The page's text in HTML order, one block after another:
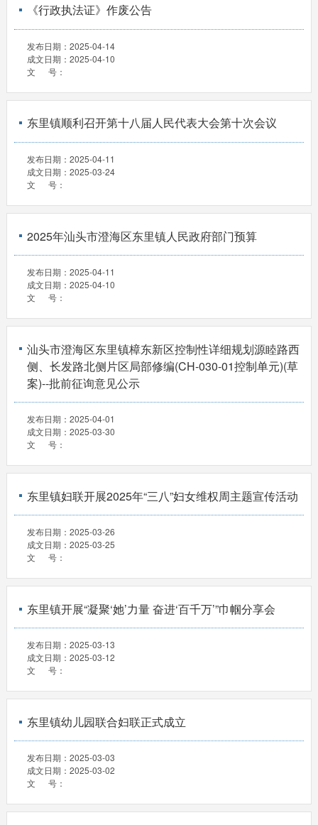
《行政执法证》作废公告
发布日期： 2025-04-14
成文日期： 2025-04-10
文 号：
东里镇顺利召开第十八届人民代表大会第十次会议
发布日期： 2025-04-11
成文日期： 2025-03-24
文 号：
2025年汕头市澄海区东里镇人民政府部门预算
发布日期： 2025-04-11
成文日期： 2025-04-10
文 号：
汕头市澄海区东里镇樟东新区控制性详细规划源睦路西
侧、长发路北侧片区局部修编(CH-030-01控制单元)(草
案)--批前征询意见公示
发布日期： 2025-04-01
成文日期： 2025-03-30
文 号：
东里镇妇联开展2025年“三八”妇女维权周主题宣传活动
发布日期： 2025-03-26
成文日期： 2025-03-25
文 号：
东里镇开展“凝聚‘她’力量 奋进‘百千万’”巾帼分享会
发布日期： 2025-03-13
成文日期： 2025-03-12
文 号：
东里镇幼儿园联合妇联正式成立
发布日期： 2025-03-03
成文日期： 2025-03-02
文 号：